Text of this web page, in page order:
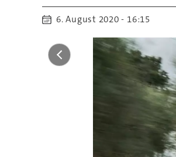
6. August 2020 - 16:15